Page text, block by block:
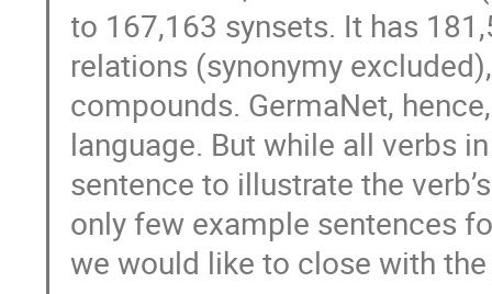
to 167,163 synsets. It has
relations (synonymy
compounds. GermaNet,
language. But while all verbs
sentence to illustrate the
only few example sentences
we would like to close with